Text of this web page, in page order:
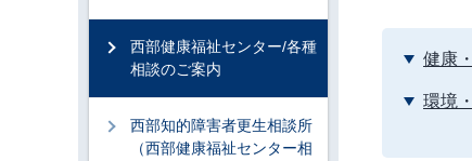
健康
環境
西部健康福祉センター/各種
相談のご案内
西部知的障害者更生相談所
（西部健康福祉センター相